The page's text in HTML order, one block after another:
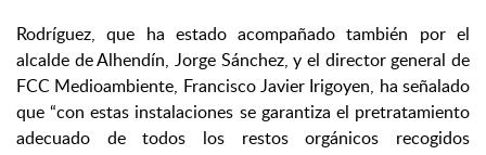
Rodríguez, que ha estado acompañado también por el
alcalde de Alhendín, Jorge Sánchez, y el director general de
FCC Medioambiente, Francisco Javier Irigoyen, ha señalado
que “con estas instalaciones se garantiza el pretratamiento
adecuado de todos los restos orgánicos recogidos